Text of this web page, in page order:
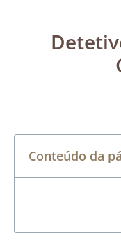
Conteúdo da